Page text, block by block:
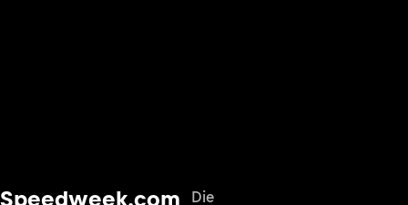
Speedweek.com
Die